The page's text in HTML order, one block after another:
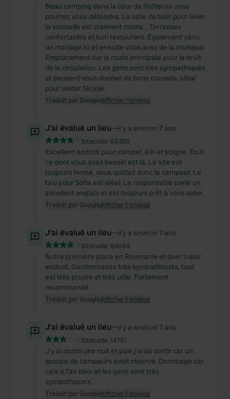
Beau camping dans la cour de l’hôtel où vous
pourrez vous détendre. La salle de bain pour laver
la vaisselle est vraiment moins .. Terrasses
confortables et bon restaurant. Également vécu
un mariage ici et ensuite vous avez de la musique.
Emplacement sur la route principale pour le bruit
de la circulation. Les gens sont très sympathiques
et peuvent vous donner de bons conseils. Idéal
pour visiter Skopje.
Traduit par GoogleAfficher l'original
J'ai évalué un lieu—il y a environ 7 ans
Sitecode: 65355
Excellent endroit pour camper, sûr et soigné. Tout
ce dont vous avez besoin est là. Le site est
toujours fermé, vous quittez donc le campeur. Le
taxi pour Sofia est idéal. Le responsable parle un
excellent anglais et est toujours prêt à vous aider.
Traduit par GoogleAfficher l'original
J'ai évalué un lieu—il y a environ 7 ans
Sitecode: 64594
Notre première place en Roumanie et quel super
endroit. Gestionnaires très sympathiques, tout
est très propre et très utile. Fortement
recommandé.
Traduit par GoogleAfficher l'original
J'ai évalué un lieu—il y a environ 7 ans
Sitecode: 14751
J'y ai dormi une nuit et puis j'ai dû partir car un
groupe de campeurs avait réservé. Dommage car
cela a l'air bien et les gens sont très
sympathiques.
Traduit par GoogleAfficher l'original